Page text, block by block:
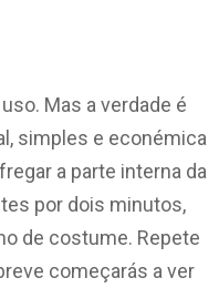
Mas a verdade é
simples e econémica
a parte interna da
por dois minutos,
de costume. Repete
começarás a ver